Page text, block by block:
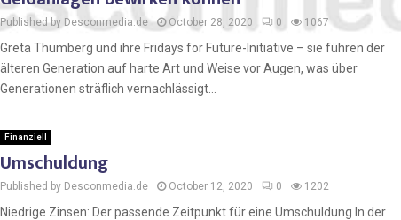
Published by Desconmedia.de October 28, 2020 0 1067
Greta Thumberg und ihre Fridays for Future-Initiative – sie führen der
älteren Generation auf harte Art und Weise vor Augen, was über
Generationen sträflich vernachlässigt...
Finanziell
Umschuldung
Published by Desconmedia.de October 12, 2020 0 1202
Niedrige Zinsen: Der passende Zeitpunkt für eine Umschuldung In der